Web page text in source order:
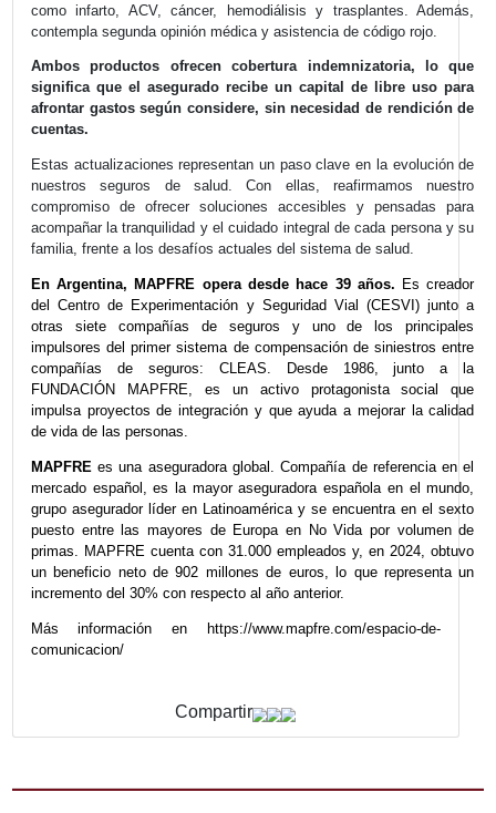
existentes. Cabe señalar que,además, hasta
aseguradas, la suscripción de los planes será
Cuidado Intensivocubrecirugías complejas y
traslados en ambulancia, emergencias a domicilio,
horas y segunda opinión médica.
Por su parte, Integral Salud protege ante
como infarto, ACV, cáncer, hemodiálisis y
contempla segunda opinión médica y asistencia de
Ambos productos ofrecen cobertura
significa que el asegurado recibe un capital de
afrontar gastos según considere, sin necesidad de
cuentas.
Estas actualizaciones representan un paso clave en la
nuestros seguros de salud. Con ellas,
acompañar la tranquilidad y el cuidado integral de cada
familia,frente a los desafíos actuales del sistema de
En Argentina, MAPFRE opera desde hace 39 años.
del Centro de Experimentación y Seguridad Vial
otras siete compañías de seguros y uno de los
impulsores del primer sistema de compensación de
compañías de seguros: CLEAS. Desde 1986,
impulsa proyectos de integración y que ayuda a